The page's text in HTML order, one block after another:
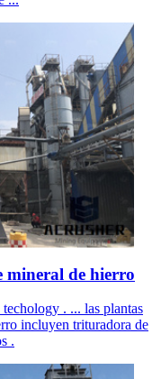
mineral de hierro
. ... las plantas
incluyen trituradora de
.